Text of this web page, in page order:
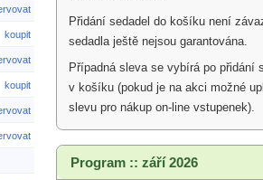
Přidání sedadel do košíku není
sedadla ještě nejsou garantována.
Případná sleva se vybírá po přidání
v košíku (pokud je na akci možné
slevu pro nákup on-line vstupenek).
Program :: září 2026
koupit
koupit